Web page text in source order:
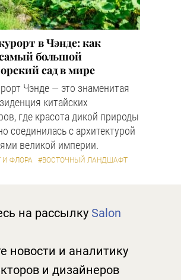
в Чэнде: как
большой
сад в мире
Чэнде — это знаменитая
китайских
где красота дикой природы
соединилась с архитектурой
великой империи.
ФЛОРА #ВОСТОЧНЫЙ ЛАНДШАФТ
на рассылку Salon
новости и аналитику
и дизайнеров